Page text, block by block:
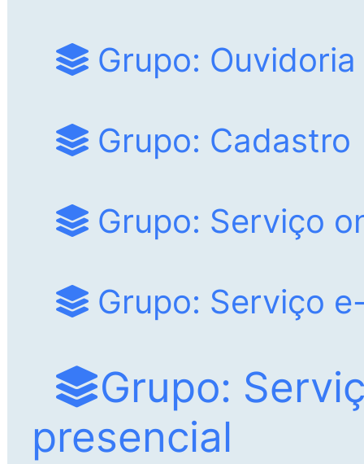
Grupo: Ouvidoria
Grupo: Cadastro
Grupo: Serviço
Grupo: Serviço
Grupo:
presencial